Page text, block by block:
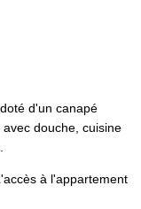
d'un canapé
douche, cuisine
à l'appartement